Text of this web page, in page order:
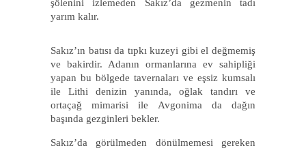
şölenini izlemeden Sakız’da gezmenin tadı
yarım kalır.
Sakız’ın batısı da tıpkı kuzeyi gibi el değmemiş
ve bakirdir. Adanın ormanlarına ev sahipliği
yapan bu bölgede tavernaları ve eşsiz kumsalı
ile Lithi denizin yanında, oğlak tandırı ve
ortaçağ mimarisi ile Avgonima da dağın
başında gezginleri bekler.
Sakız’da görülmeden dönülmemesi gereken